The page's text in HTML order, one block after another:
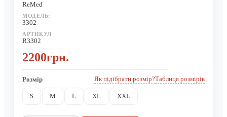
ReMed
МОДЕЛЬ:
3302
АРТИКУЛ
R3302
2200грн.
Розмір Як підібрати розмір?Таблиця розмірів
S M L XL XXL